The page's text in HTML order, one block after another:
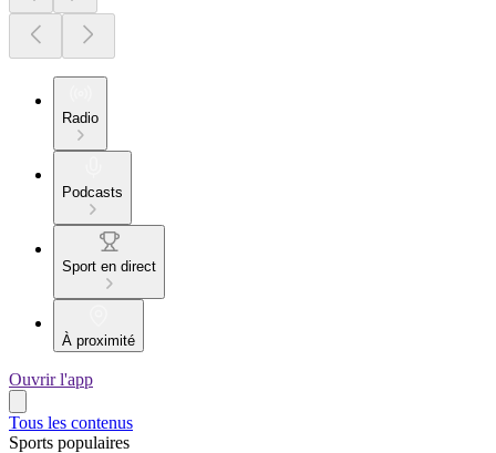
Radio
Podcasts
Sport en direct
À proximité
Ouvrir l'app
Tous les contenus
Sports populaires